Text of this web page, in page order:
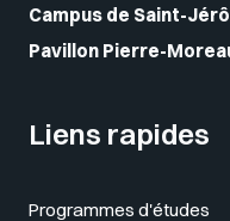
Campus de Saint-
Pavillon Pierre-
Liens rapides
Programmes d'études